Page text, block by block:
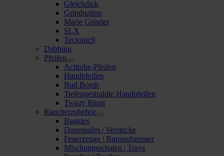
Gleichdick
Grindnation
Marie Grinder
SLX
Tectonic9
Dabbing
Pfeifen
Actitube-Pfeifen
Handpfeifen
Bud Bomb
Tiefengestrahlte Handpfeifen
Twisty Blunt
Raucherzubehör
Baggies
Dosensafes | Verstecke
Feuerzeuge | Bunsenbrenner
Mischungsschalen | Trays